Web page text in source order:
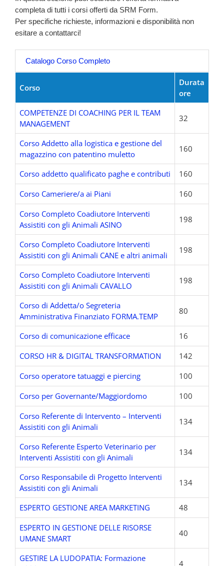
completa di tutti i corsi offerti da SRM Form.
Per specifiche richieste, informazioni e disponibilità non
esitare a contattarci!
Catalogo Corso Completo
Corso
Durata
ore
COMPETENZE DI COACHING PER IL TEAM
MANAGEMENT
32
Corso Addetto alla logistica e gestione del
magazzino con patentino muletto
160
Corso addetto qualificato paghe e contributi
160
Corso Cameriere/a ai Piani
160
Corso Completo Coadiutore Interventi
Assistiti con gli Animali ASINO
198
Corso Completo Coadiutore Interventi
Assistiti con gli Animali CANE e altri animali
198
Corso Completo Coadiutore Interventi
Assistiti con gli Animali CAVALLO
198
Corso di Addetta/o Segreteria
Amministrativa Finanziato FORMA.TEMP
80
Corso di comunicazione efficace
16
CORSO HR & DIGITAL TRANSFORMATION
142
Corso operatore tatuaggi e piercing
100
Corso per Governante/Maggiordomo
100
Corso Referente di Intervento – Interventi
Assistiti con gli Animali
134
Corso Referente Esperto Veterinario per
Interventi Assistiti con gli Animali
134
Corso Responsabile di Progetto Interventi
Assistiti con gli Animali
134
ESPERTO GESTIONE AREA MARKETING
48
ESPERTO IN GESTIONE DELLE RISORSE
UMANE SMART
40
GESTIRE LA LUDOPATIA: Formazione
4